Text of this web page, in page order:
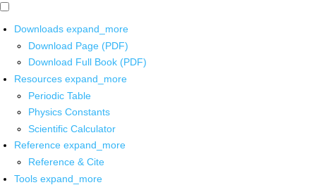
Downloads expand_more
Download Page (PDF)
Download Full Book (PDF)
Resources expand_more
Periodic Table
Physics Constants
Scientific Calculator
Reference expand_more
Reference & Cite
Tools expand_more